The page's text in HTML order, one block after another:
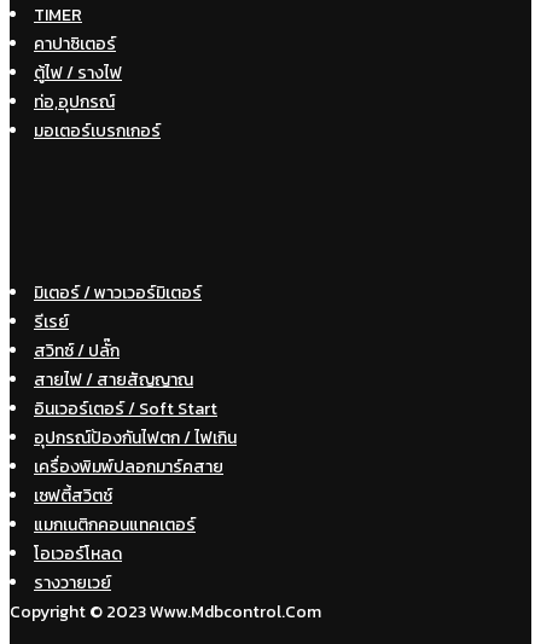
TIMER
คาปาซิเตอร์
ตู้ไฟ / รางไฟ
ท่อ,อุปกรณ์
มอเตอร์เบรกเกอร์
มิเตอร์ / พาวเวอร์มิเตอร์
รีเรย์
สวิทซ์ / ปลั๊ก
สายไฟ / สายสัญญาณ
อินเวอร์เตอร์ / Soft Start
อุปกรณ์ป้องกันไฟตก / ไฟเกิน
เครื่องพิมพ์ปลอกมาร์คสาย
เซฟตี้สวิตช์
แมกเนติกคอนแทคเตอร์
โอเวอร์โหลด
รางวายเวย์
Copyright © 2023 Www.mdbcontrol.com